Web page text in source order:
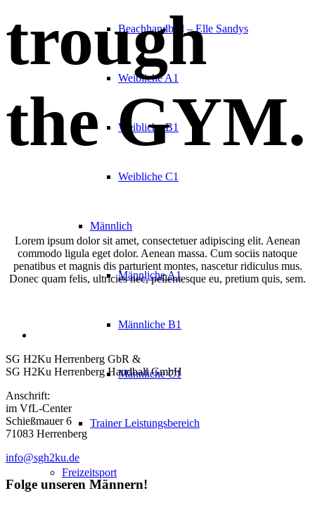
Beachhandball – Elle Sandys
Weibliche A1
Weibliche B1
Weibliche C1
Männlich
Männliche A1
Männliche B1
Männliche C1
Trainer Leistungsbereich
Freizeitsport
trough
the GYM.
Lorem ipsum dolor sit amet, consectetuer adipiscing elit. Aenean
commodo ligula eget dolor. Aenean massa. Cum sociis natoque
penatibus et magnis dis parturient montes, nascetur ridiculus mus.
Donec quam felis, ultricies nec, pellentesque eu, pretium quis, sem.
SG H2Ku Herrenberg GbR &
SG H2Ku Herrenberg Handball GmbH
Anschrift:
im VfL-Center
Schießmauer 6
71083 Herrenberg
info@sgh2ku.de
Folge unseren Männern!